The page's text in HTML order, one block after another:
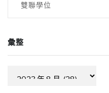
雙聯學位
彙整